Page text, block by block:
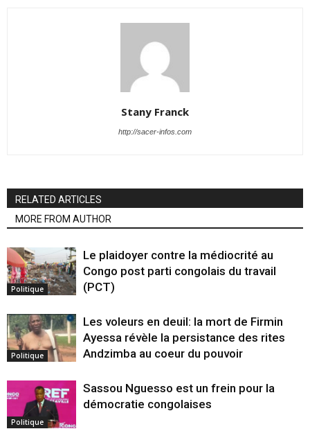
Stany Franck
http://sacer-infos.com
RELATED ARTICLES
MORE FROM AUTHOR
Politique
Le plaidoyer contre la médiocrité au
Congo post parti congolais du travail
(PCT)
Politique
Les voleurs en deuil: la mort de Firmin
Ayessa révèle la persistance des rites
Andzimba au coeur du pouvoir
Politique
Sassou Nguesso est un frein pour la
démocratie congolaises